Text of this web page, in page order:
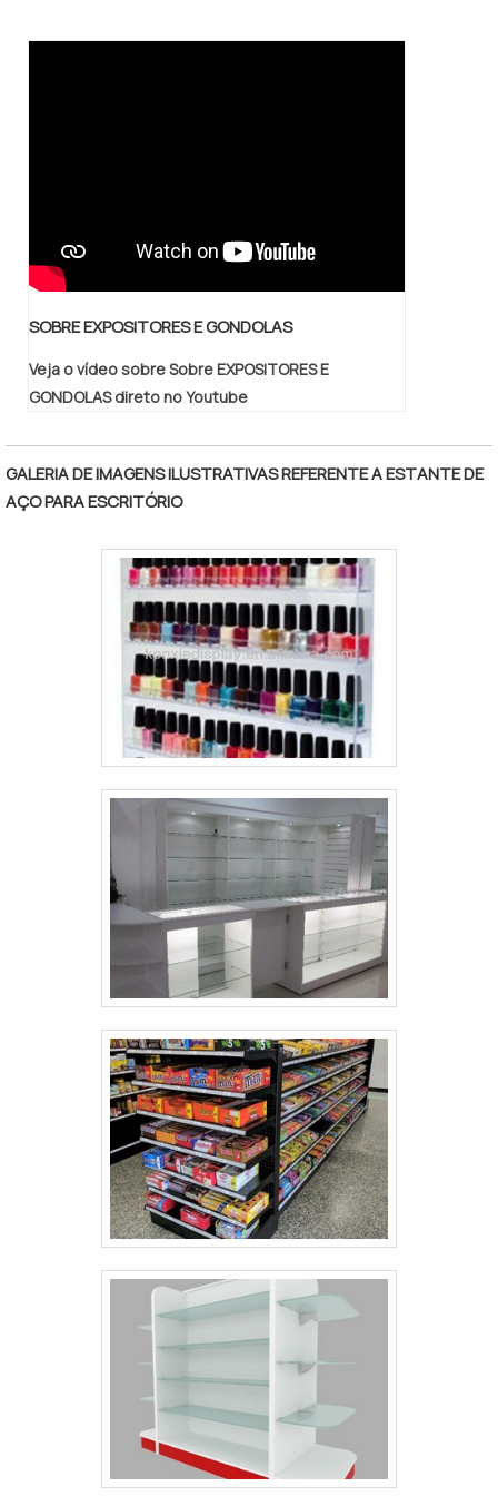
SOBRE EXPOSITORES E GONDOLAS
Veja o vídeo sobre Sobre EXPOSITORES E
GONDOLAS direto no Youtube
GALERIA DE IMAGENS ILUSTRATIVAS REFERENTE A ESTANTE DE
AÇO PARA ESCRITÓRIO